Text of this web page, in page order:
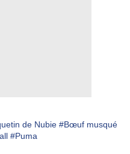
de Nubie #Bœuf musqué
#Puma